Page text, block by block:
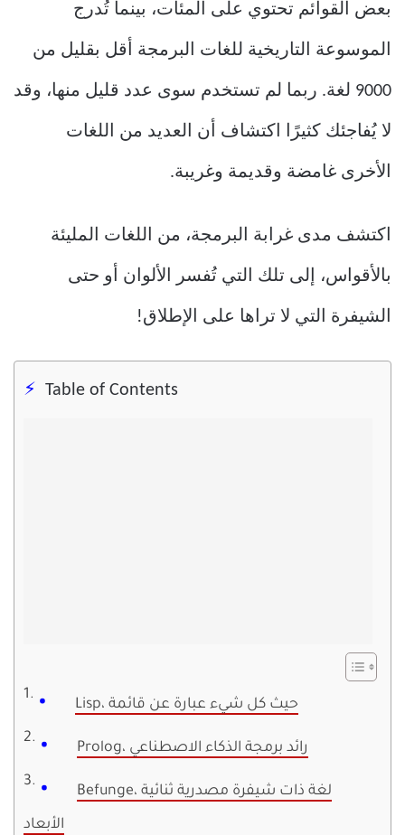
بعض القوائم تحتوي على المئات، بينما تُدرج
الموسوعة التاريخية للغات البرمجة أقل بقليل من
9000 لغة. ربما لم تستخدم سوى عدد قليل منها، وقد
لا يُفاجئك كثيرًا اكتشاف أن العديد من اللغات
الأخرى غامضة وقديمة وغريبة.
اكتشف مدى غرابة البرمجة، من اللغات المليئة
بالأقواس، إلى تلك التي تُفسر الألوان أو حتى
الشيفرة التي لا تراها على الإطلاق!
Table of Contents
Lisp، حيث كل شيء عبارة عن قائمة
Prolog، رائد برمجة الذكاء الاصطناعي
Befunge، لغة ذات شيفرة مصدرية ثنائية
الأبعاد